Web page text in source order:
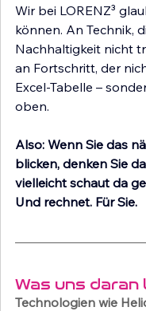
Wir bei LORENZ³
können. An Technik,
Nachhaltigkeit nicht
an Fortschritt, der
Excel-Tabelle –
oben.
Also: Wenn Sie das
blicken, denken Sie
vielleicht schaut da
Und rechnet. Für Sie.
Was uns
Technologien wie